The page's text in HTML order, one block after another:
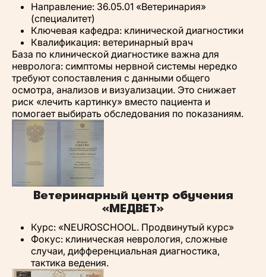
Направление: 36.05.01 «Ветеринария»
(специалитет)
Ключевая кафедра: клинической диагностики
Квалификация: ветеринарный врач
База по клинической диагностике важна для
невролога: симптомы нервной системы нередко
требуют сопоставления с данными общего
осмотра, анализов и визуализации. Это снижает
риск «лечить картинку» вместо пациента и
помогает выбирать обследования по показаниям.
Ветеринарный центр обучения
«МЕДВЕТ»
Курс: «NEUROSCHOOL. Продвинутый курс»
Фокус: клиническая неврология, сложные
случаи, дифференциальная диагностика,
тактика ведения.